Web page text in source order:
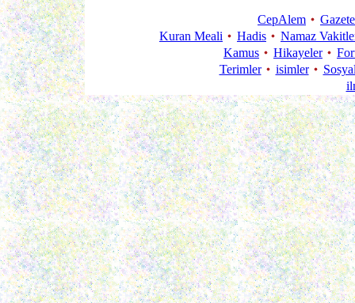
CepAlem
Kuran Meali
Hadis
Namaz
Kamus
Hikayeler
Terimler
isimler